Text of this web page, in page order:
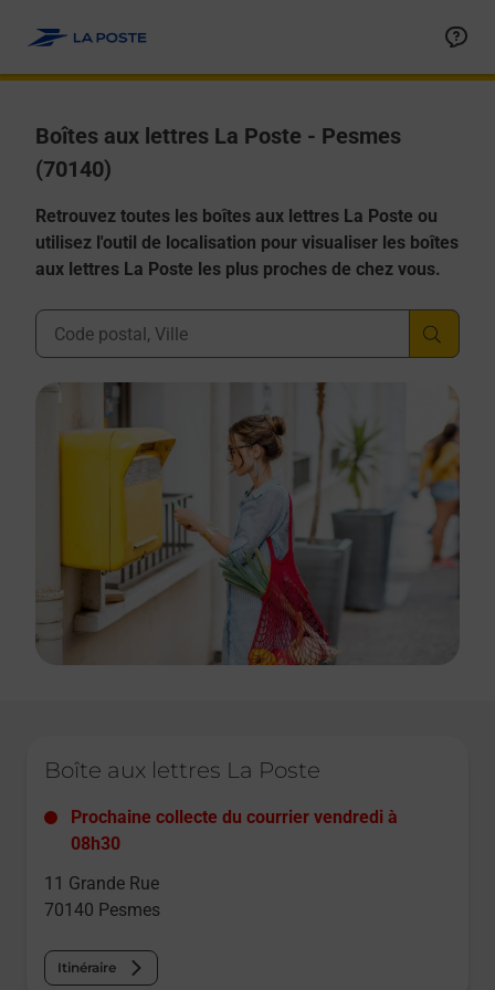
Boîtes aux lettres La Poste - Pesmes
(70140)
Retrouvez toutes les boîtes aux lettres La Poste ou
utilisez l'outil de localisation pour visualiser les boîtes
aux lettres La Poste les plus proches de chez vous.
Ville, Département, Code Postal
Boîte aux lettres La Poste
Prochaine collecte du courrier vendredi à
08h30
11 Grande Rue
70140 Pesmes
Itinéraire